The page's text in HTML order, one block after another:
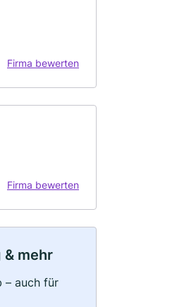
Firma bewerten
Firma bewerten
& mehr
– auch für